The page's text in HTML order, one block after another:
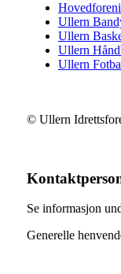
Ullern
Ullern
Ullern
Ullern
© Ullern
Se informasjon
Generelle